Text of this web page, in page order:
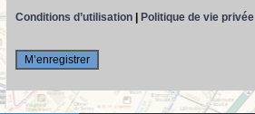
Conditions d’utilisation
Politique de vie privée
M’enregistrer